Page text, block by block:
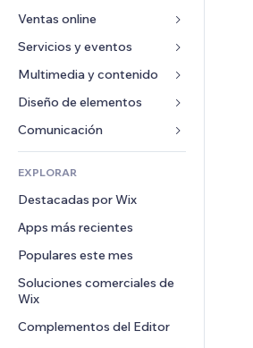
Anuncios
Móvil
Analíticas
Anuncios del sitio
Email
Ventas online
Apps para tiendas
Envíos y entregas
Botones de venta
Contabilidad
Cupones y fidelización
Almacenamiento de mercancía
Crowdfunding
Alimentos y bebidas
Servicios y eventos
Hoteles
Eventos
Restaurantes
Inmobiliarias
Reservas
Multimedia y contenido
Galerías
Música
Pódcast
Fotografía
Video
PDF
Compartir archivos
Noticias
Servicios de contenido
Efectos de texto
Diseño de elementos
Mapas y navegación
Privacidad y seguridad
Reloj
Plantillas para páginas
Efectos de imágenes
Botones y menús
Banners e insignias
Calculadoras
Buscar
Formularios
Encuestas
Chat
Comentarios
Teléfono
Comunidad
Reseñas y testimonios
EXPLORAR
Destacadas por Wix
Apps más recientes
Populares este mes
Soluciones comerciales de
Wix
Complementos del Editor